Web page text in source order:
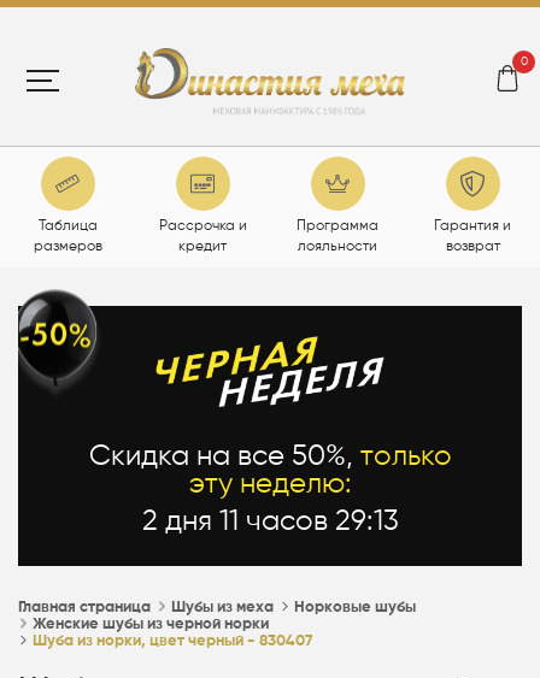
0
Таблица
размеров
Рассрочка и
кредит
Программа
лояльности
Гарантия и
возврат
Скидка на все 50%, только
эту неделю:
2 дня 11 часов 29:12
Главная страница Шубы из меха
Норковые шубы
Женские шубы из черной норки
Шуба из норки, цвет черный - 830407